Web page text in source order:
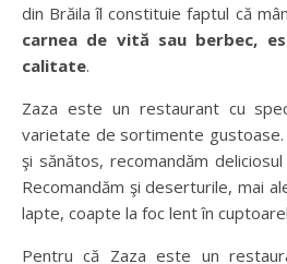
din Brăila îl constituie faptul că
carnea de vită sau berbec,
calitate.
Zaza este un restaurant cu
varietate de sortimente gustoase.
şi sănătos, recomandăm
Recomandăm şi deserturile, mai
lapte, coapte la foc lent în
Pentru că Zaza este un